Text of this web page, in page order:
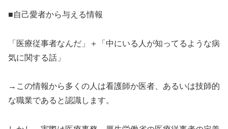
■自己愛者から与える情報
「医療従事者なんだ」＋「中にいる人が知ってるような病
気に関する話」
→この情報から多くの人は看護師か医者、あるいは技師的
な職業であると認識します。